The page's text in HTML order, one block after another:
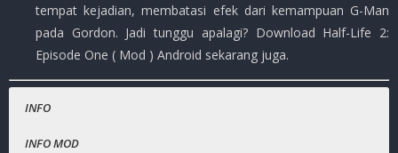
tempat kejadian, membatasi efek dari kemampuan G-Man
pada Gordon. Jadi tunggu apalagi? Download Half-Life 2:
Episode One ( Mod ) Android sekarang juga.
INFO
INFO MOD